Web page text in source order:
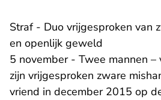
Straf - Duo vrijgesproken van
en openlijk geweld
5 november - Twee mannen
zijn vrijgesproken zware
vriend in december 2015 op